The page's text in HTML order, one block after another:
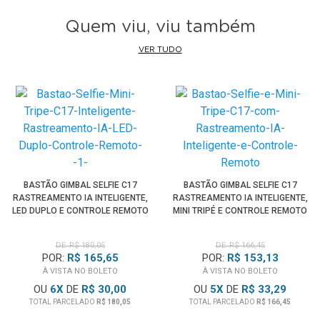
• Gire novamente para travar e garantir firmeza durante o
suaves em movimento
• Após o uso, retraia o bastão para facilitar o transporte
Quando Usar
• Gravações de viagem e turismo
• Fotos em grupo e selfies com cenário amplo
• Esportes de ação, bike, skate, trilhas e moto
• Cenas em terceira pessoa com maior sensação de
profundidade
• Capturas elevadas para mostrar melhor o ambiente
• Produções com GoPro, action cam e câmeras
Quem viu, viu também
VER TUDO
BASTÃO GIMBAL SELFIE C17
RASTREAMENTO IA INTELIGENTE,
LED DUPLO E CONTROLE REMOTO
DE: R$ 180,05
POR: R$ 165,65
À VISTA NO BOLETO
OU 6X DE R$ 30,00
TOTAL PARCELADO R$ 180,05
BASTÃO GIMBAL SELFIE C17
RASTREAMENTO IA INTELIGENTE,
MINI TRIPÉ E CONTROLE REMOTO
DE: R$ 166,45
POR: R$ 153,13
À VISTA NO BOLETO
OU 5X DE R$ 33,29
TOTAL PARCELADO R$ 166,45